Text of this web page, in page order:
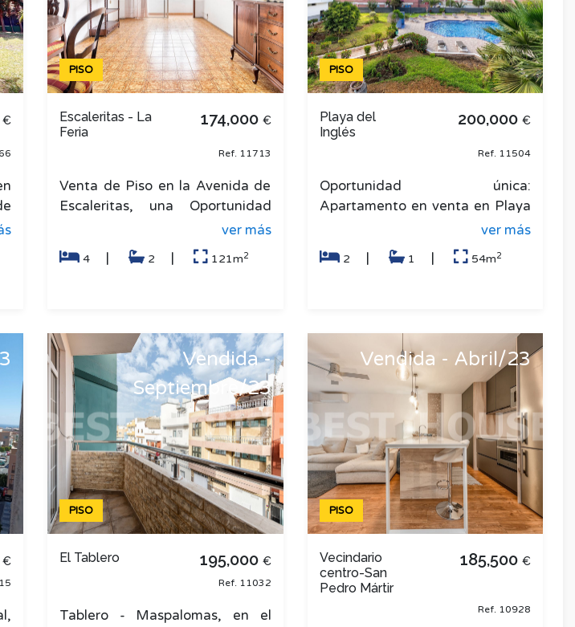
€
PISO
Escaleritas - La
Feria
174,000 €
Ref. 11713
Venta de Piso en la Avenida de
Escaleritas, una Oportunidad
Magnífica. Situado cerca del
antiguo Palacio del Hielo, aho
ver más
4 2 121m2
PISO
Playa del
Inglés
200,000 €
Ref. 11504
Oportunidad única:
Apartamento en venta en Playa
del Inglés, a un paso del Yumbo
Center. Este encantador
apartamento,
ver más
2 1 54m2
€
Vendida -
Septiembre/23
PISO
El Tablero 195,000 €
Ref. 11032
Tablero - Maspalomas, en el
Vendida - Abril/23
PISO
Vecindario
centro-San
Pedro Mártir
185,500 €
Ref. 10928